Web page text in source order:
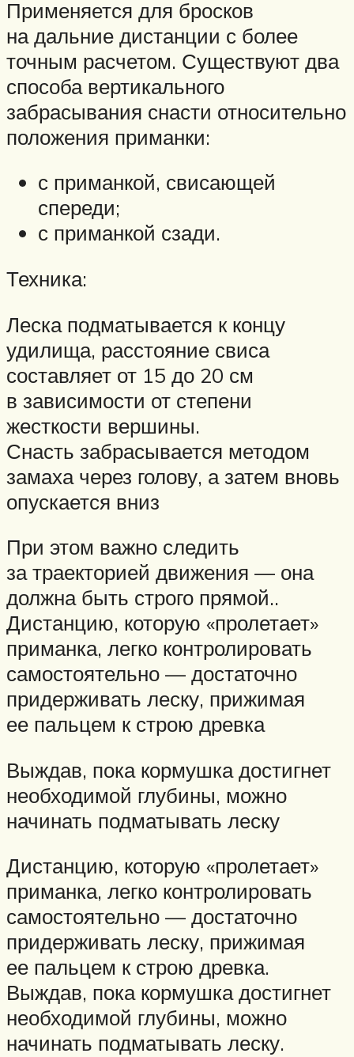
Применяется для бросков
на дальние дистанции с более
точным расчетом. Существуют два
способа вертикального
забрасывания снасти относительно
положения приманки:
с приманкой, свисающей
спереди;
с приманкой сзади.
Техника:
Леска подматывается к концу
удилища, расстояние свиса
составляет от 15 до 20 см
в зависимости от степени
жесткости вершины.
Снасть забрасывается методом
замаха через голову, а затем вновь
опускается вниз
При этом важно следить
за траекторией движения — она
должна быть строго прямой..
Дистанцию, которую «пролетает»
приманка, легко контролировать
самостоятельно — достаточно
придерживать леску, прижимая
ее пальцем к строю древка
Выждав, пока кормушка достигнет
необходимой глубины, можно
начинать подматывать леску
Дистанцию, которую «пролетает»
приманка, легко контролировать
самостоятельно — достаточно
придерживать леску, прижимая
ее пальцем к строю древка.
Выждав, пока кормушка достигнет
необходимой глубины, можно
начинать подматывать леску.